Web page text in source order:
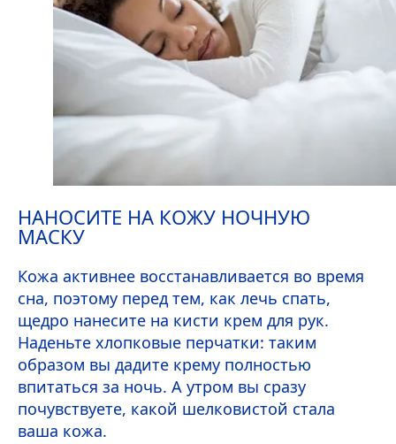
НАНОСИТЕ НА КОЖУ НОЧНУЮ
МАСКУ
Кожа активнее восстанавливается во время
сна, поэтому перед тем, как лечь спать,
щедро нанесите на кисти крем для рук.
Наденьте хлопковые перчатки: таким
образом вы дадите крему полностью
впитаться за ночь. А утром вы сразу
почувствуете, какой шелковистой стала
ваша кожа.